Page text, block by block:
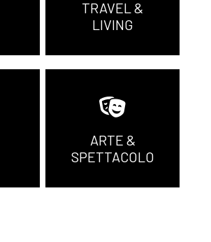
TRAVEL &
LIVING
ARTE &
SPETTACOLO